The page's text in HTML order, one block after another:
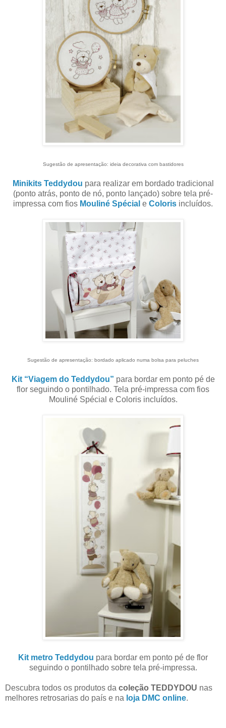
Sugestão de apresentação: ideia decorativa com bastidores
Minikits Teddydou para realizar em bordado tradicional
(ponto atrás, ponto de nó, ponto lançado) sobre tela pré-
impressa com fios Mouliné Spécial e Coloris incluídos.
Sugestão de apresentação: bordado aplicado numa bolsa para peluches
Kit “Viagem do Teddydou” para bordar em ponto pé de
flor seguindo o pontilhado. Tela pré-impressa com fios
Mouliné Spécial e Coloris incluídos.
Kit metro Teddydou para bordar em ponto pé de flor
seguindo o pontilhado sobre tela pré-impressa.
Descubra todos os produtos da coleção TEDDYDOU nas
melhores retrosarias do país e na loja DMC online.